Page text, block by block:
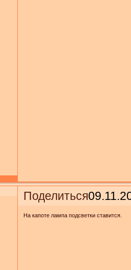
Поделиться
На капоте лампа подсветки ставится.